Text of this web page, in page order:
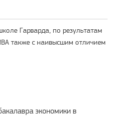
Гарварда, по результатам
также с наивысшим отличием
экономики в